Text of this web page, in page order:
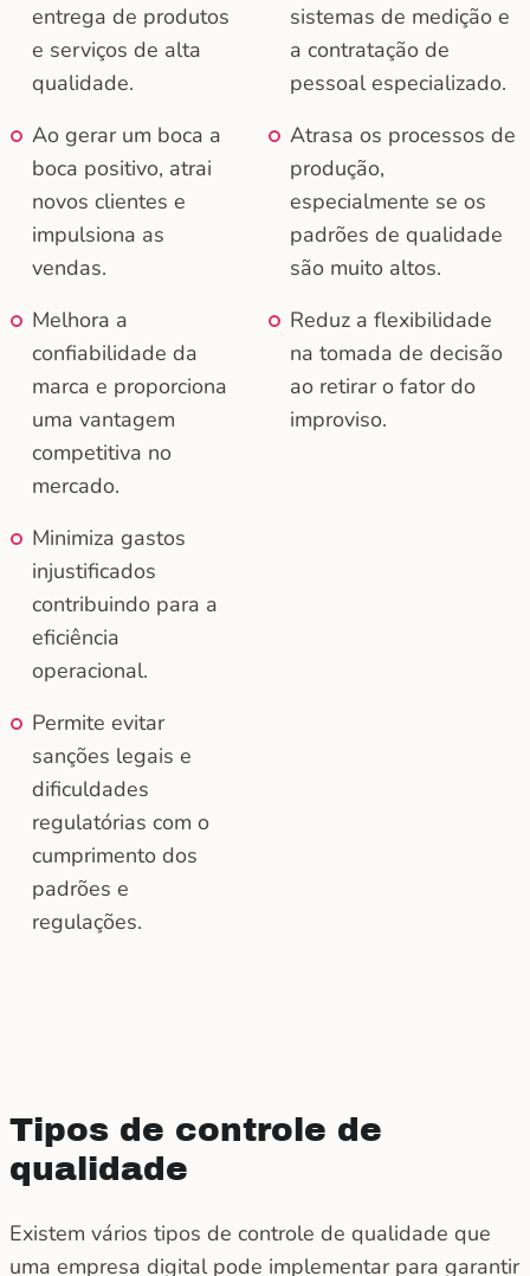
entrega de produtos
e serviços de alta
qualidade.
Ao gerar um boca a
boca positivo, atrai
novos clientes e
impulsiona as
vendas.
Melhora a
confiabilidade da
marca e proporciona
uma vantagem
competitiva no
mercado.
Minimiza gastos
injustificados
contribuindo para a
eficiência
operacional.
Permite evitar
sanções legais e
dificuldades
regulatórias com o
cumprimento dos
padrões e
regulações.
sistemas de medição e
a contratação de
pessoal especializado.
Atrasa os processos de
produção,
especialmente se os
padrões de qualidade
são muito altos.
Reduz a flexibilidade
na tomada de decisão
ao retirar o fator do
improviso.
Tipos de controle de
qualidade
Existem vários tipos de controle de qualidade que
uma empresa digital pode implementar para garantir